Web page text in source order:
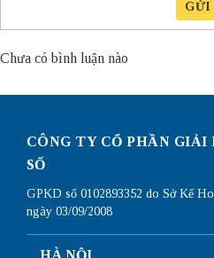
GỬI
Chưa có bình luận nào
CÔNG TY CỔ PHẦN GIẢI
SỐ
GPKD số 0102893352 do Sở Kế
ngày 03/09/2008
HÀ NỘI